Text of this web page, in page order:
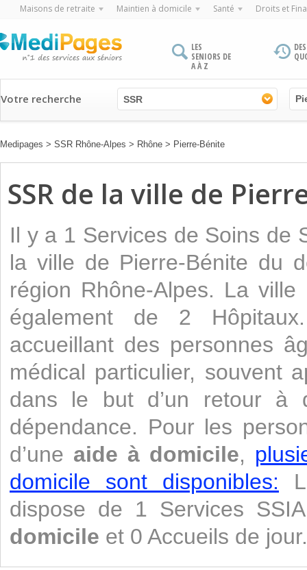
Maisons de retraite Maintien à domicile Santé Droits et
LES
SENIORS DE
A À Z
Votre recherche SSR
Medipages > SSR Rhône-Alpes > Rhône > Pierre-Bénite
SSR de la ville de
Il y a 1 Services de Soins de
la ville de Pierre-Bénite du
région Rhône-Alpes. La
également de 2
accueillant des personnes
médical particulier, souvent
dans le but d’un retour à
dépendance. Pour les
d’une aide à domicile,
domicile sont disponibles:
dispose de 1 Services
domicile et 0 Accueils de jour.